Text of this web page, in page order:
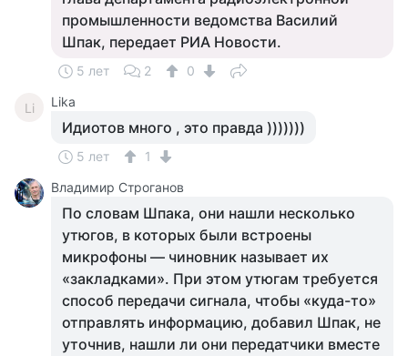
промышленности ведомства Василий
Шпак, передает РИА Новости.
5 лет 2 0
Li Lika
Идиотов много , это правда )))))))
5 лет
1
Владимир Строганов
По словам Шпака, они нашли несколько
утюгов, в которых были встроены
микрофоны — чиновник называет их
«закладками». При этом утюгам требуется
способ передачи сигнала, чтобы «куда-то»
отправлять информацию, добавил Шпак, не
уточнив, нашли ли они передатчики вместе